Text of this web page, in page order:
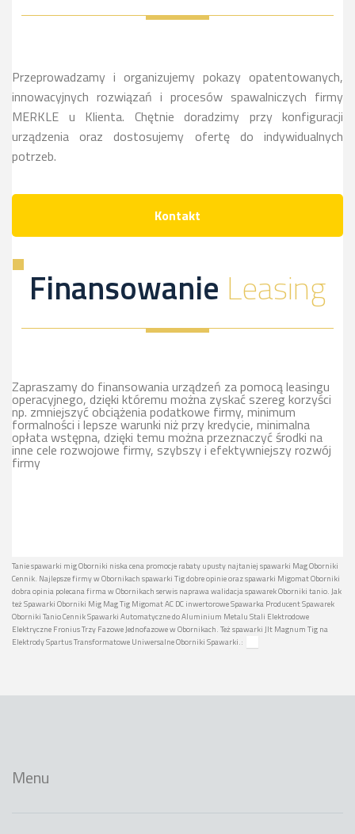
więcej
sie
Przeprowadzamy i organizujemy pokazy opatentowanych,
innowacyjnych rozwiązań i procesów spawalniczych firmy
MERKLE u Klienta. Chętnie doradzimy przy konfiguracji
urządzenia oraz dostosujemy ofertę do indywidualnych
potrzeb.
Kontakt
Finansowanie Leasing
Zapraszamy do finansowania urządzeń za pomocą leasingu
operacyjnego, dzięki któremu można zyskać szereg korzyści
np. zmniejszyć obciążenia podatkowe firmy, minimum
formalności i lepsze warunki niż przy kredycie, minimalna
opłata wstępna, dzięki temu można przeznaczyć środki na
inne cele rozwojowe firmy, szybszy i efektywniejszy rozwój
firmy
Tanie spawarki mig Oborniki niska cena promocje rabaty upusty najtaniej spawarki Mag Oborniki
Cennik. Najlepsze firmy w Obornikach spawarki Tig dobre opinie oraz spawarki Migomat Oborniki
dobra opinia polecana firma w Obornikach serwis naprawa walidacja spawarek Oborniki tanio. Jak
też Spawarki Oborniki Mig Mag Tig Migomat AC DC inwertorowe Spawarka Producent Spawarek
Oborniki Tanio Cennik Spawarki Automatyczne do Aluminium Metalu Stali Elektrodowe
Elektryczne Fronius Trzy Fazowe Jednofazowe w Obornikach. Też spawarki Jlt Magnum Tig na
Elektrody Spartus Transformatowe Uniwersalne Oborniki Spawarki.:
Menu